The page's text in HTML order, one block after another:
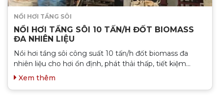
NỒI HƠI TẦNG SÔI
NỒI HƠI TẦNG SÔI 10 TẤN/H ĐỐT BIOMASS
ĐA NHIÊN LIỆU
Nồi hơi tầng sôi công suất 10 tấn/h đốt biomass đa
nhiên liệu cho hơi ổn định, phát thải thấp, tiết kiệm
nhiên liệu. Phù hợp với ngành dệt nhuộm, thực phẩm,
Xem thêm